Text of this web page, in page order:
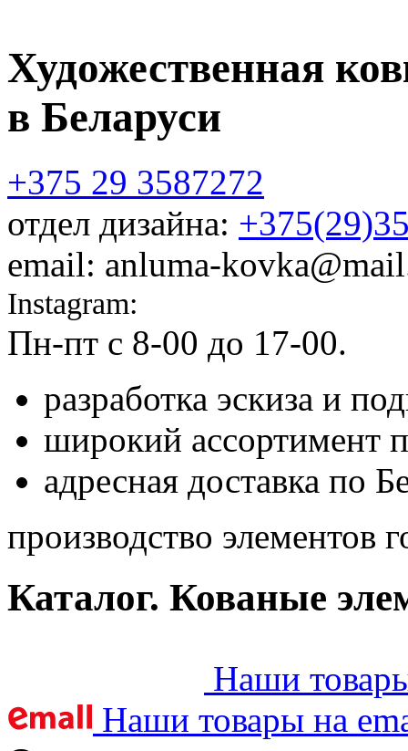
Художественная
в Беларуси
+375 29 3587272
отдел дизайна:
email: anluma-
Instagram:
Пн-пт c 8-00 до 17-00.
разработка эскиза и
широкий ассортимент
адресная доставка по
производство элементов
Каталог. Кованые
Наши
Наши товары на